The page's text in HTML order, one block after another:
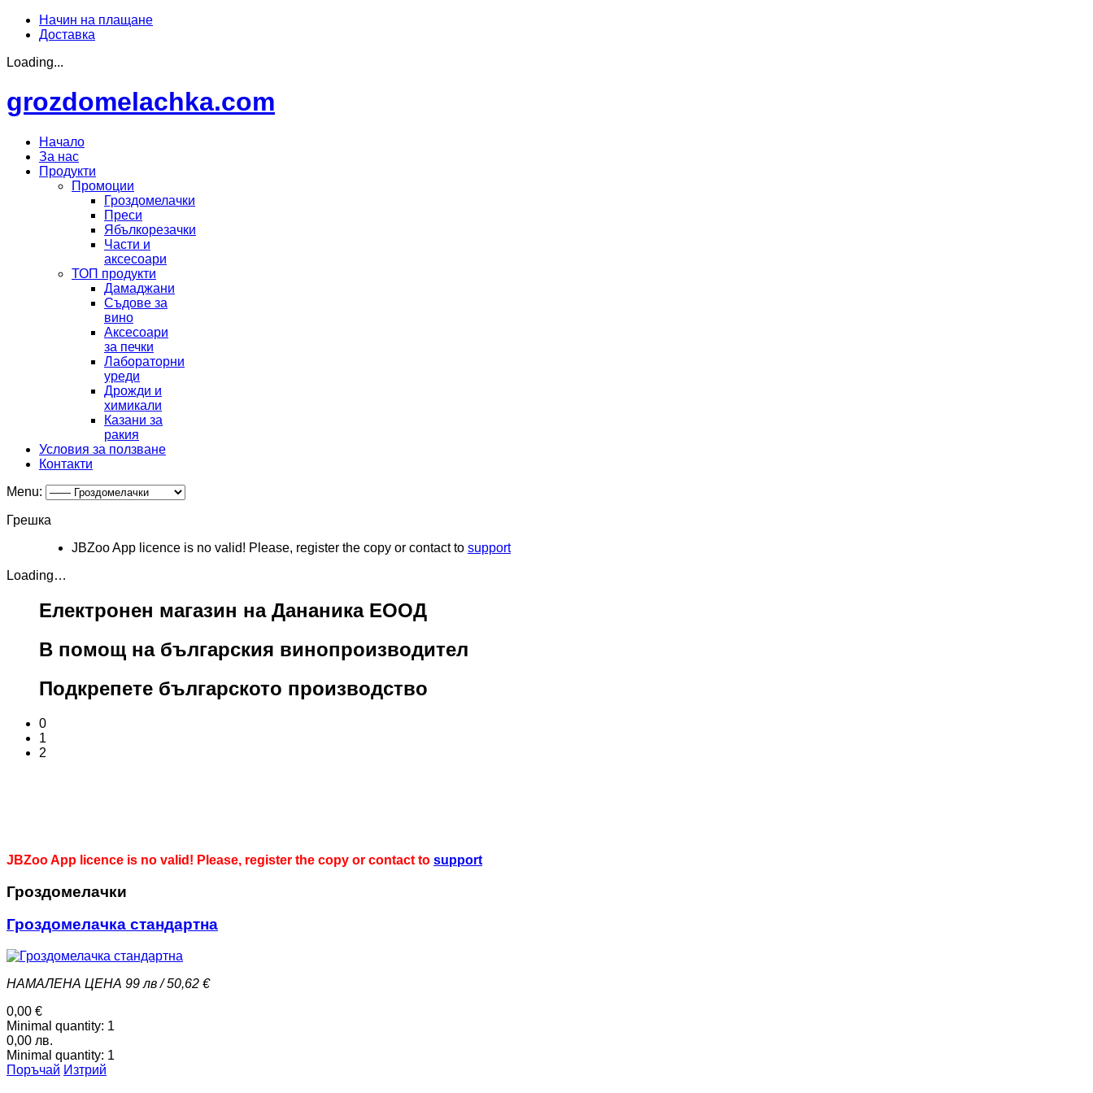
Начин на плащане
Доставка
Loading...
grozdomelachka.com
Начало
За нас
Продукти
Промоции
Гроздомелачки
Преси
Ябълкорезачки
Части и
аксесоари
ТОП продукти
Дамаджани
Съдове за
вино
Аксесоари
за печки
Лабораторни
уреди
Дрожди и
химикали
Казани за
ракия
Условия за ползване
Контaкти
Menu:
Грешка
JBZoo App licence is no valid! Please, register the copy or contact to support
Loading…
Електронен магазин на Дананика ЕООД
В помощ на българския винопроизводител
Подкрепете българското производство
0
1
2
JBZoo App licence is no valid! Please, register the copy or contact to support
Гроздомелачки
Гроздомелачка стандартна
НАМАЛЕНА ЦЕНА 99 лв / 50,62 €
0,00 €
Minimal quantity: 1
0,00 лв.
Minimal quantity: 1
Поръчай Изтрий